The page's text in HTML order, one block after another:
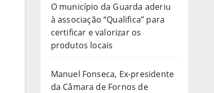
O município da Guarda aderiu
à associação “Qualifica” para
certificar e valorizar os
produtos locais
Manuel Fonseca, Ex-presidente
da Câmara de Fornos de